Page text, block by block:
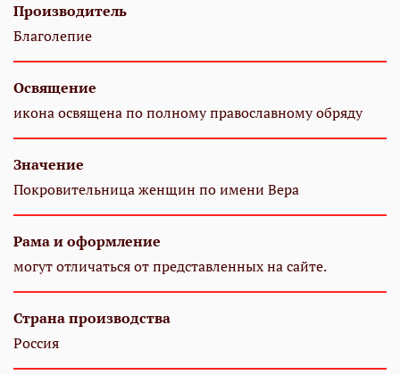
Производитель
Благолепие
Освящение
икона освящена по полному православному обряду
Значение
Покровительница женщин по имени Вера
Рама и оформление
могут отличаться от представленных на сайте.
Страна производства
Россия